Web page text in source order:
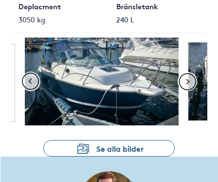
Deplacment
3050 kg
Bränsletank
240 L
Se alla bilder